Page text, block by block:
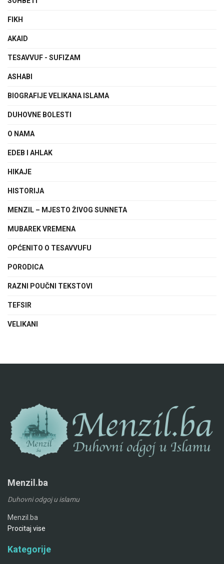
FIKH
AKAID
TESAVVUF - SUFIZAM
ASHABI
BIOGRAFIJE VELIKANA ISLAMA
DUHOVNE BOLESTI
O NAMA
EDEB I AHLAK
HIKAJE
HISTORIJA
MENZIL – MJESTO ŽIVOG SUNNETA
MUBAREK VREMENA
OPĆENITO O TESAVVUFU
PORODICA
RAZNI POUČNI TEKSTOVI
TEFSIR
VELIKANI
Menzil.ba
Duhovni odgoj u islamu
Menzil.ba
Procitaj vise
Kategorije